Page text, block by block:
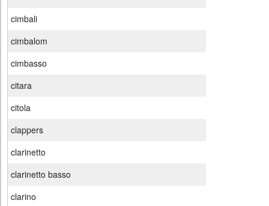
cimbali
cimbalom
cimbasso
citara
citola
clappers
clarinetto
clarinetto basso
clarino